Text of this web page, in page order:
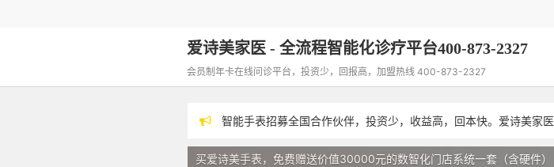
爱诗美家医 - 全流程智能化诊疗平台400-873-2327
会员制年卡在线问诊平台，投资少，回报高，加盟热线 400-873-2327
智能手表招募全国合作伙伴，投资少，收益高，回本快。爱诗美家医
买爱诗美手表，免费赠送价值30000元的数智化门店系统一套（含硬件）